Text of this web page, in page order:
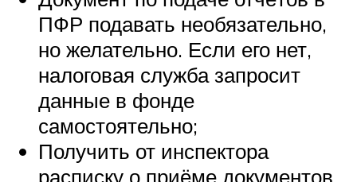
ПФР подавать необязательно,
но желательно. Если его нет,
налоговая служба запросит
данные в фонде
самостоятельно;
Получить от инспектора
расписку о приёме документов